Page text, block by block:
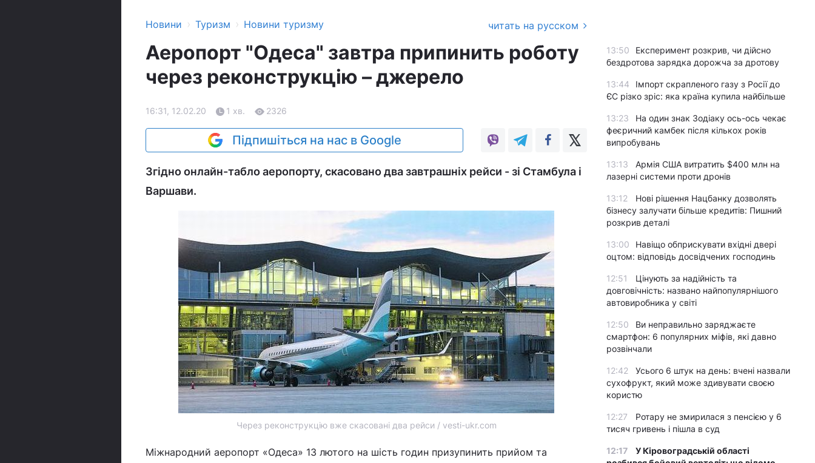
Новини › Туризм › Новини туризму читать на русском
Аеропорт "Одеса" завтра припинить роботу
через реконструкцію – джерело
16:31, 12.02.20 1 хв. 2326
Підпишіться на нас в Google
Згідно онлайн-табло аеропорту, скасовано два завтрашніх рейси - зі Стамбула і
Варшави.
Через реконструкцію вже скасовані два рейси / vesti-ukr.com
Міжнародний аеропорт «Одеса» 13 лютого на шість годин призупинить прийом та
13:50
Експеримент розкрив, чи дійсно
бездротова зарядка дорожча за дротову
13:44
Імпорт скрапленого газу з Росії до
ЄС різко зріс: яка країна купила найбільше
13:23
На один знак Зодіаку ось-ось чекає
феєричний камбек після кількох років
випробувань
13:13
Армія США витратить $400 млн на
лазерні системи проти дронів
13:12
Нові рішення Нацбанку дозволять
бізнесу залучати більше кредитів: Пишний
розкрив деталі
13:00
Навіщо обприскувати вхідні двері
оцтом: відповідь досвідчених господинь
12:51
Цінують за надійність та
довговічність: названо найпопулярнішого
автовиробника у світі
12:50
Ви неправильно заряджаєте
смартфон: 6 популярних міфів, які давно
розвінчали
12:42
Усього 6 штук на день: вчені назвали
сухофрукт, який може здивувати своєю
користю
12:27
Ротару не змирилася з пенсією у 6
тисяч гривень і пішла в суд
12:17
У Кіровоградській області